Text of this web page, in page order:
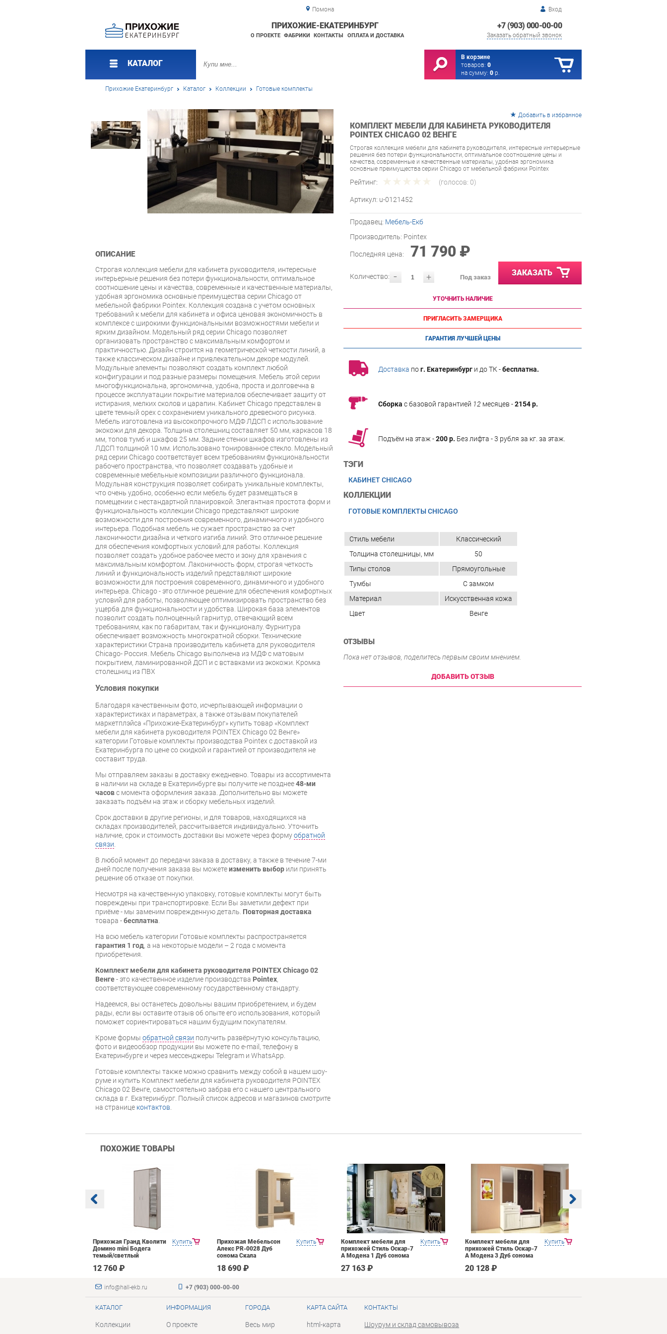
Помона Вход
+7 (903) 000-00-00
Заказать обратный звонок
ПРИХОЖИЕ-ЕКАТЕРИНБУРГ
О ПРОЕКТЕ ФАБРИКИ КОНТАКТЫ ОПЛАТА И ДОСТАВКА
КАТАЛОГ
В корзине
товаров: 0
на сумму: 0 р.
Прихожие Екатеринбург Каталог Коллекции Готовые комплекты
Добавить в избранное
КОМПЛЕКТ МЕБЕЛИ ДЛЯ КАБИНЕТА РУКОВОДИТЕЛЯ
POINTEX CHICAGO 02 ВЕНГЕ
Строгая коллекция мебели для кабинета руководителя, интересные интерьерные
решения без потери функциональности, оптимальное соотношение цены и
качества, современные и качественные материалы, удобная эргономика
основные преимущества серии Chicago от мебельной фабрики Pointex
Рейтинг: (голосов: 0)
Артикул: u-0121452
Продавец: Мебель-Екб
Производитель: Pointex
Последняя цена: 71 790 ₽
- +
Количество: Под заказ ЗАКАЗАТЬ
УТОЧНИТЬ НАЛИЧИЕ
ПРИГЛАСИТЬ ЗАМЕРЩИКА
ГАРАНТИЯ ЛУЧШЕЙ ЦЕНЫ
Доставка пог. Екатеринбург и до ТК -бесплатна.
Сборка с базовой гарантией 12 месяцев -2154 р.
Подъём на этаж -200 р. Без лифта - 3 рубля за кг. за этаж.
ТЭГИ
КАБИНЕТ CHICAGO
КОЛЛЕКЦИИ
ГОТОВЫЕ КОМПЛЕКТЫ CHICAGO
ОПИСАНИЕ
Строгая коллекция мебели для кабинета руководителя, интересные
интерьерные решения без потери функциональности, оптимальное
соотношение цены и качества, современные и качественные материалы,
удобная эргономика основные преимущества серии Chicago от
мебельной фабрики Pointex. Коллекция создана с учетом основных
требований к мебели для кабинета и офиса ценовая экономичность в
комплексе с широкими функциональными возможностями мебели и
ярким дизайном. Модельный ряд серии Chicago позволяет
организовать пространство с максимальным комфортом и
практичностью. Дизайн строится на геометрической четкости линий, а
также классическом дизайне и привлекательном декоре модулей.
Модульные элементы позволяют создать комплект любой
конфигурации и под разные размеры помещения. Мебель этой серии
многофункциональна, эргономична, удобна, проста и долговечна в
процессе эксплуатации покрытие материалов обеспечивает защиту от
истирания, мелких сколов и царапин. Кабинет Chicago представлен в
цвете темный орех с сохранением уникального древесного рисунка.
Мебель изготовлена из высокопрочного МДФ ЛДСП с использование
экокожи для декора. Толщина столешниц составляет 50 мм, каркасов 18
мм, топов тумб и шкафов 25 мм. Задние стенки шкафов изготовлены из
ЛДСП толщиной 10 мм. Использовано тонированное стекло. Модельный
ряд серии Chicago соответствует всем требованиям функциональности
рабочего пространства, что позволяет создавать удобные и
современные мебельные композиции различного функционала.
Модульная конструкция позволяет собирать уникальные комплекты,
что очень удобно, особенно если мебель будет размещаться в
помещении с нестандартной планировкой. Элегантная простота форм и
функциональность коллекции Chicago представляют широкие
возможности для построения современного, динамичного и удобного
интерьера. Подобная мебель не сужает пространство за счет
лаконичности дизайна и четкого изгиба линий. Это отличное решение
для обеспечения комфортных условий для работы. Коллекция
позволяет создать удобное рабочее место и зону для хранения с
максимальным комфортом. Лаконичность форм, строгая четкость
линий и функциональность изделий представляют широкие
возможности для построения современного, динамичного и удобного
интерьера. Chicago - это отличное решение для обеспечения комфортных
условий для работы, позволяющее оптимизировать пространство без
ущерба для функциональности и удобства. Широкая база элементов
позволит создать полноценный гарнитур, отвечающий всем
требованиям, как по габаритам, так и функционалу. Фурнитура
обеспечивает возможность многократной сборки. Технические
характеристики Страна производитель кабинета для руководителя
Chicago- Россия. Мебель Chicago выполнена из МДФ с матовым
покрытием, ламинированной ДСП и с вставками из экокожи. Кромка
столешниц из ПВХ
Условия покупки
Благодаря качественным фото, исчерпывающей информации о
характеристиках и параметрах, а также отзывам покупателей
маркетплэйса «Прихожие-Екатеринбург» купить товар «Комплект
мебели для кабинета руководителя POINTEX Chicago 02 Венге»
категории Готовые комплекты производства Pointex с доставкой из
Екатеринбурга по цене со скидкой и гарантией от производителя не
составит труда.
Мы отправляем заказы в доставку ежедневно. Товары из ассортимента
в наличии на складе в Екатеринбурге вы получите не позднее48-ми
часовс момента оформления заказа. Дополнительно вы можете
заказать подъём на этаж и сборку мебельных изделий.
Срок доставки в другие регионы, и для товаров, находящихся на
складах производителей, рассчитывается индивидуально. Уточнить
наличие, срок и стоимость доставки вы можете через формуобратной
связи.
В любой момент до передачи заказа в доставку, а также в течение 7-ми
дней после получения заказа вы можетеизменить выбор или принять
решение об отказе от покупки.
Несмотря на качественную упаковку, готовые комплекты могут быть
повреждены при транспортировке. Если Вы заметили дефект при
приёме - мы заменим поврежденную деталь. Повторная доставка
товара -бесплатна.
На всю мебель категории Готовые комплекты распространяется
гарантия 1 год, а на некоторые модели – 2 года с момента
приобретения.
Комплект мебели для кабинета руководителя POINTEX Chicago 02
Венге- это качественное изделие производства Pointex,
соответствующее современному государственному стандарту.
Надеемся, вы останетесь довольны вашим приобретением, и будем
рады, если вы оставите отзыв об опыте его использования, который
поможет сориентироваться нашим будущим покупателям.
Кроме формы обратной связи получить развёрнутую консультацию,
фото и видеообзор продукции вы можете по e-mail, телефону в
Екатеринбурге и через мессенджеры Telegram и WhatsApp.
Готовые комплекты также можно сравнить между собой в нашем шоу-
руме и купить Комплект мебели для кабинета руководителя POINTEX
Chicago 02 Венге, самостоятельно забрав его с нашего центрального
склада в г. Екатеринбург. Полный список адресов и магазинов смотрите
на странице контактов.
Стиль мебели
Классический
Толщина столешницы, мм
50
Типы столов
Прямоугольные
Тумбы
С замком
Материал
Искусственная кожа
Цвет
Венге
ОТЗЫВЫ
Пока нет отзывов, поделитесь первым своим мнением.
ДОБАВИТЬ ОТЗЫВ
ПОХОЖИЕ ТОВАРЫ
Купить
Прихожая Гранд Кволити
Домино mini Бодега
темый/светлый
12 760 ₽
Купить
Прихожая Мебельсон
Алекс PR-0028 Дуб
сонома Скала
18 690 ₽
Купить
Комплект мебели для
прихожей Стиль Оскар-7
А Модена 1 Дуб сонома
27 163 ₽
Купить
Комплект мебели для
прихожей Стиль Оскар-7
А Модена 3 Дуб сонома
20 128 ₽
info@hall-ekb.ru +7 (903) 000-00-00
КАТАЛОГ
Коллекции
ИНФОРМАЦИЯ
О проекте
ГОРОДА
Весь мир
КАРТА САЙТА
html-карта
КОНТАКТЫ
Шоурум и склад самовывоза